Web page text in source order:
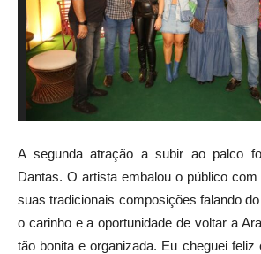
A segunda atração a subir ao palco
Dantas. O artista embalou o público
suas tradicionais composições falando
o carinho e a oportunidade de voltar a
tão bonita e organizada. Eu cheguei feliz